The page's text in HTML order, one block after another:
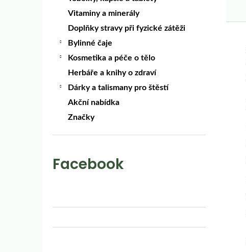
Vitaminy a minerály
Doplňky stravy při fyzické zátěži
Bylinné čaje
Kosmetika a péče o tělo
Herbáře a knihy o zdraví
Dárky a talismany pro štěstí
Akční nabídka
Značky
Facebook